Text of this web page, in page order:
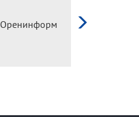
Оренинформ